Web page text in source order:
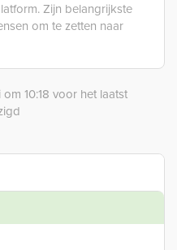
Zijn belangrijkste
om te zetten naar
10:18 voor het laatst